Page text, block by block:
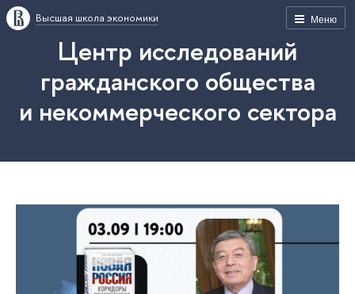
Меню
Высшая школа экономики
Центр исследований
гражданского общества
и некоммерческого сектора